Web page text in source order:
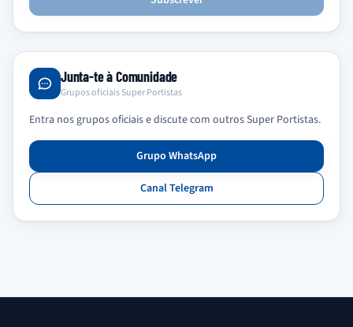
Junta-te à Comunidade
Grupos oficiais Super Portistas
Entra nos grupos oficiais e discute com outros Super Portistas.
Grupo WhatsApp
Canal Telegram